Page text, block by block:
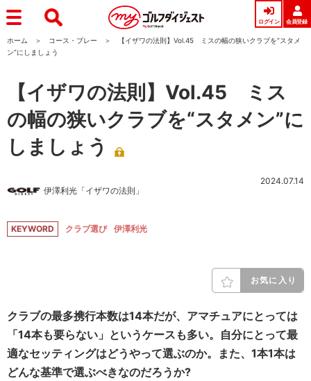
ログイン 会員登録
ホーム コース・プレー
【イザワの法則】Vol.45 ミスの幅の狭いクラブを“スタメ
ン”にしましょう
【イザワの法則】Vol.45 ミス
の幅の狭いクラブを“スタメン”に
しましょう
伊澤利光「イザワの法則」
2024.07.14
KEYWORD クラブ選び 伊澤利光
お気に入り
クラブの最多携行本数は14本だが、アマチュアにとっては
「14本も要らない」というケースも多い。自分にとって最
適なセッティングはどうやって選ぶのか。また、1本1本は
どんな基準で選ぶべきなのだろうか?